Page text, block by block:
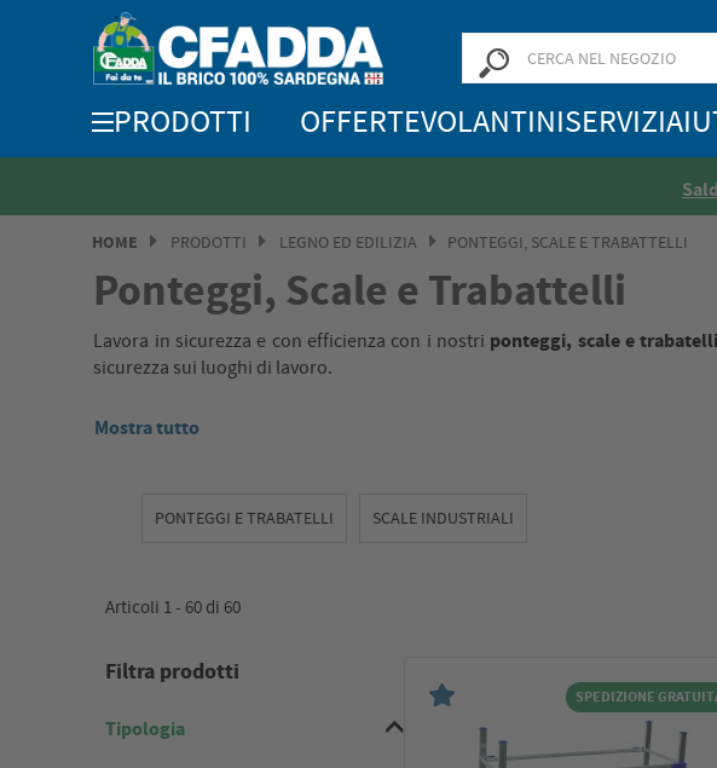
PRODOTTI OFFERTEVOLANTINISERVIZI
HOME PRODOTTI LEGNO ED EDILIZIA PONTEGGI, SCALE E TRABATTELLI
Ponteggi, Scale e Trabattelli
Lavora in sicurezza e con efficienza con i nostri ponteggi, scale e trabatelli
sicurezza sui luoghi di lavoro.
Mostra tutto
PONTEGGI E TRABATELLI SCALE INDUSTRIALI
Articoli 1 - 60 di 60
Filtra prodotti
Tipologia
SPEDIZIONE